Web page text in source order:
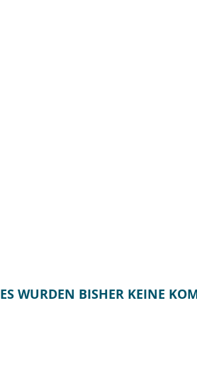
ES WURDEN BISHER KEINE